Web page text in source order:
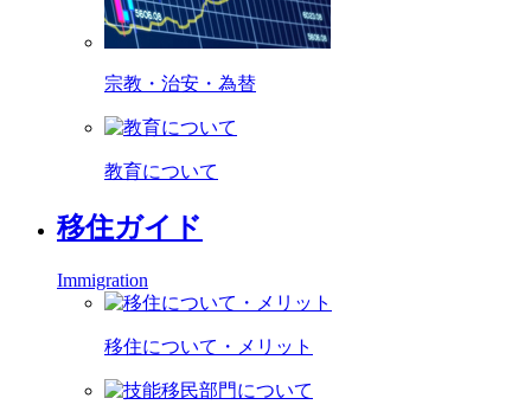
宗教・治安・為替
教育について
移住ガイド
Immigration
移住について・メリット